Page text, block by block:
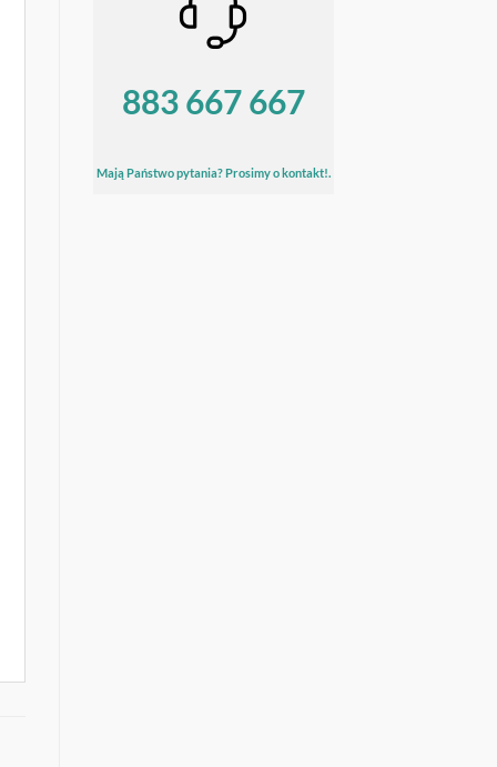
883 667 667
Mają Państwo pytania? Prosimy o kontakt!.